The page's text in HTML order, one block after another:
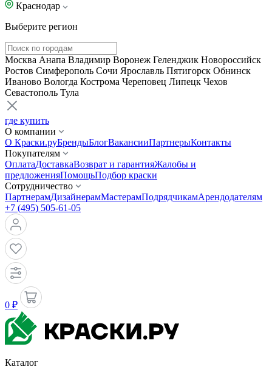
Краснодар
Выберите регион
Москва Анапа Владимир Воронеж Геленджик Новороссийск
Ростов Симферополь Сочи Ярославль Пятигорск Обнинск
Иваново Вологда Кострома Череповец Липецк Чехов
Севастополь Тула
где купить
О компании
О Краски.руБрендыБлогВакансииПартнерыКонтакты
Покупателям
ОплатаДоставкаВозврат и гарантияЖалобы и
предложенияПомощьПодбор краски
Сотрудничество
ПартнерамДизайнерамМастерамПодрядчикамАрендодателям
+7 (495) 505-61-05
0 ₽
Каталог